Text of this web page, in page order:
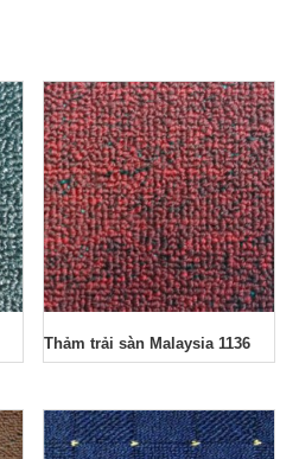
Thảm trải sàn Malaysia 1136